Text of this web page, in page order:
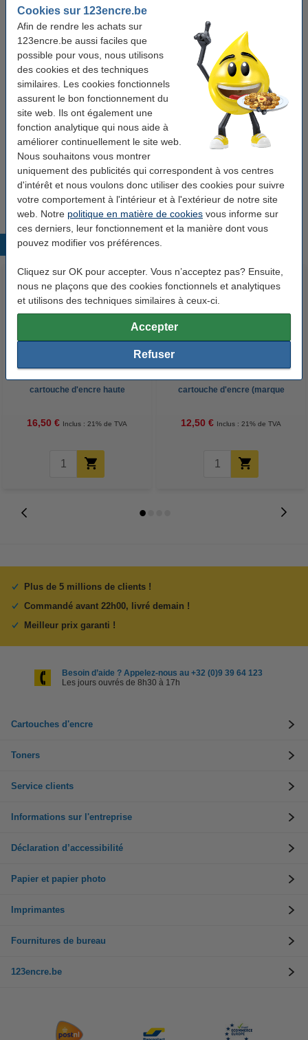
Cookies sur 123encre.be
Afin de rendre les achats sur
123encre.be aussi faciles que
possible pour vous, nous utilisons
des cookies et des techniques
similaires. Les cookies fonctionnels
assurent le bon fonctionnement du
site web. Ils ont également une
fonction analytique qui nous aide à
améliorer continuellement le site web.
Nous souhaitons vous montrer
uniquement des publicités qui correspondent à vos centres
d'intérêt et nous voulons donc utiliser des cookies pour suivre
votre comportement à l'intérieur et à l'extérieur de notre site
web. Notre politique en matière de cookies vous informe sur
ces derniers, leur fonctionnement et la manière dont vous
pouvez modifier vos préférences.
Cliquez sur OK pour accepter. Vous n’acceptez pas? Ensuite,
nous ne plaçons que des cookies fonctionnels et analytiques
et utilisons des techniques similaires à ceux-ci.
Accepter
Refuser
Marque: 123encre
Code produit: 040172
10N0016E
Bon plan : commandez également la cartouche couleur
Lexmark N°26 (10N0026) cartouche d'encre
haute capacité (marque 123encre) - couleur
16,50 €
Astuce
Nous vous conseillons de choisir cette cartouche au lieu de la
Produits populaires
cartouche d'encre haute
couleur
16,50 € Inclus : 21% de TVA
cartouche d'encre (marque
12,50 € Inclus : 21% de TVA
Plus de 5 millions de clients !
Commandé avant 22h00, livré demain !
Meilleur prix garanti !
Besoin d’aide ? Appelez-nous au +32 (0)9 39 64 123
Les jours ouvrés de 8h30 à 17h
Cartouches d'encre
Toners
Service clients
Informations sur l'entreprise
Déclaration d’accessibilité
Papier et papier photo
Imprimantes
Fournitures de bureau
123encre.be